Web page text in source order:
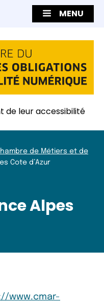
MENU
de leur accessibilité
de Métiers et de
Cote d’Azur
Alpes
www.cmar-